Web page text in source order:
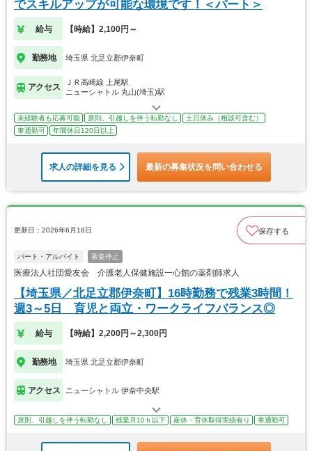
でスキルアップが可能な環境です！＜パート＞
給与 【時給】2,100円～
勤務地 埼玉県 北足立郡伊奈町
アクセス
ＪＲ高崎線 上尾駅
ニューシャトル 丸山(埼玉)駅
未経験者も応募可能 原則、引越しを伴う転勤なし
土日休み（相談可含む）
車通勤可
年間休日120日以上
求人の詳細を見る 最新の募集状況を問い合わせる
更新日：2026年6月18日 保存する
パート・アルバイト 募集停止
医療法人社団愛友会 介護老人保健施設一心館の薬剤師求人
【埼玉県／北足立郡伊奈町】16時勤務で残業3時間！
週3～5日 育児と両立・ワークライフバランス◎
給与 【時給】2,200円～2,300円
勤務地 埼玉県 北足立郡伊奈町
アクセス ニューシャトル 伊奈中央駅
原則、引越しを伴う転勤なし 残業月10ｈ以下 産休・育休取得実績有り 車通勤可